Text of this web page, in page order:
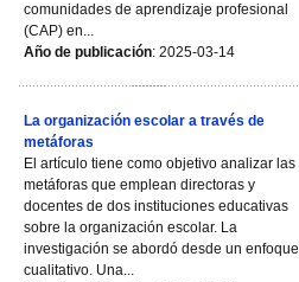
comunidades de aprendizaje profesional
(CAP) en...
Año de publicación: 2025-03-14
La organización escolar a través de
metáforas
El artículo tiene como objetivo analizar las
metáforas que emplean directoras y
docentes de dos instituciones educativas
sobre la organización escolar. La
investigación se abordó desde un enfoque
cualitativo. Una...